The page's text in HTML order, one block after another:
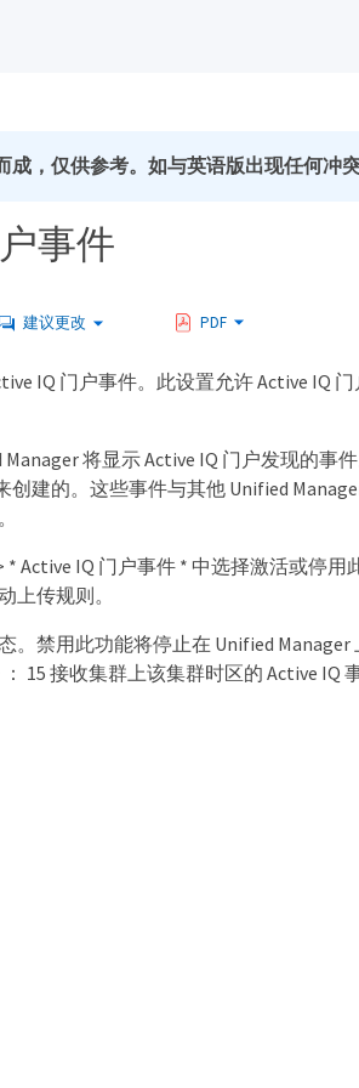
成，仅供参考。如与英语版出现任何冲
事件
建议更改 PDF
IQ 门户事件。此设置允许 Active IQ
Manager 将显示 Active IQ 门户发现的
创建的。这些事件与其他 Unified
* Active IQ 门户事件 * 中选择激活或停
上传规则。
。禁用此功能将停止在 Unified
15 接收集群上该集群时区的 Active IQ 事